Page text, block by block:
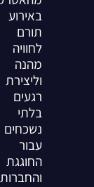
באירוע
תורם
לחוויה
מהנה
וליצירת
רגעים
בלתי
נשכחים
עבור
החוגגת
והחברות